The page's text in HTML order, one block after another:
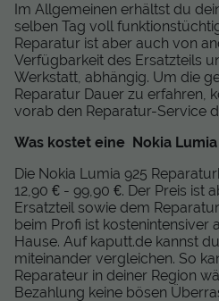
Im Allgemeinen erhältst du
selben Tag voll
Reparatur ist aber auch von
Verfügbarkeit des Ersatzteils
Werkstatt, abhängig. Um die
Reparatur Dauer zu erfahren,
vorab den Reparatur-Service
Was kostet eine Nokia Lumia
Die Nokia Lumia 925
12,90 € - 99,90 €. Der Preis ist
Ersatzteil sowie dem
beim Profi ist kostenintensiver
Hause. Auf kaputt.de kannst
miteinander vergleichen. So
Reparateur in deiner Region
Bezahlung keine bösen